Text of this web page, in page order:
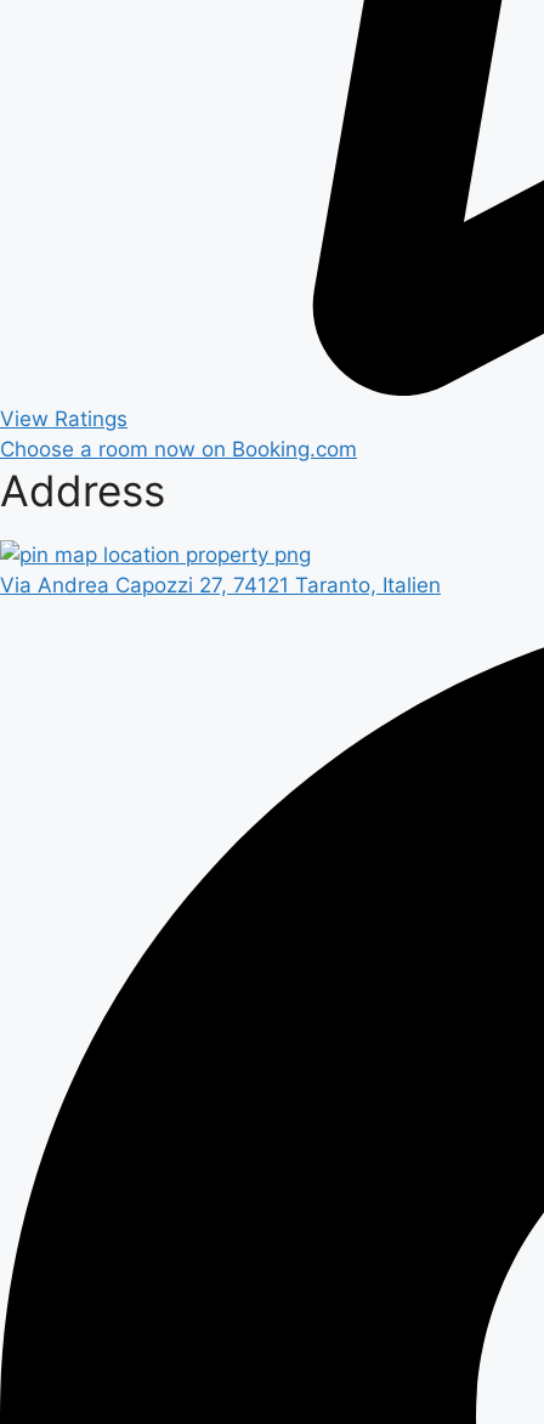
View Ratings
Choose a room now on Booking.com
Address
Via Andrea Capozzi 27, 74121 Taranto, Italien